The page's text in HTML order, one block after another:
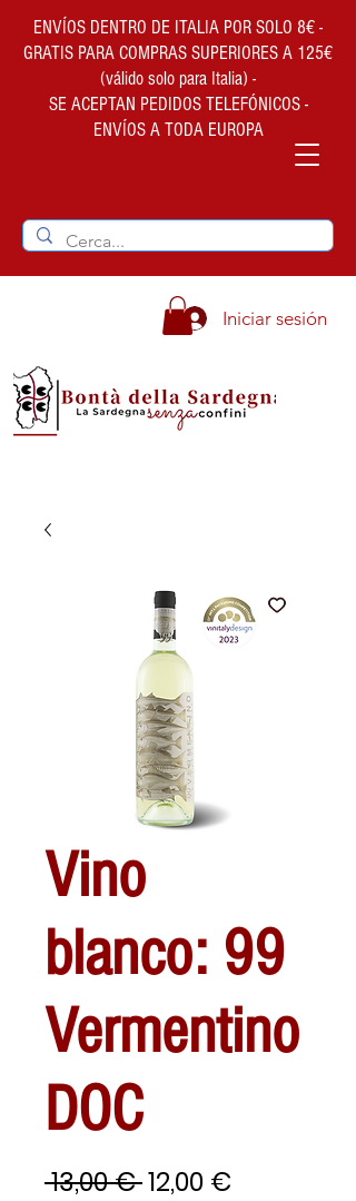
ENVÍOS DENTRO DE ITALIA POR SOLO 8€ -
GRATIS PARA COMPRAS SUPERIORES A 125€
(válido solo para Italia) -
SE ACEPTAN PEDIDOS TELEFÓNICOS -
ENVÍOS A TODA EUROPA
Iniciar sesión
Vino
blanco: 99
Vermentino
DOC
13,00 € Precio
12,00 €